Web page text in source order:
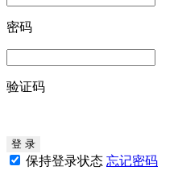
密码
验证码
保持登录状态 忘记密码